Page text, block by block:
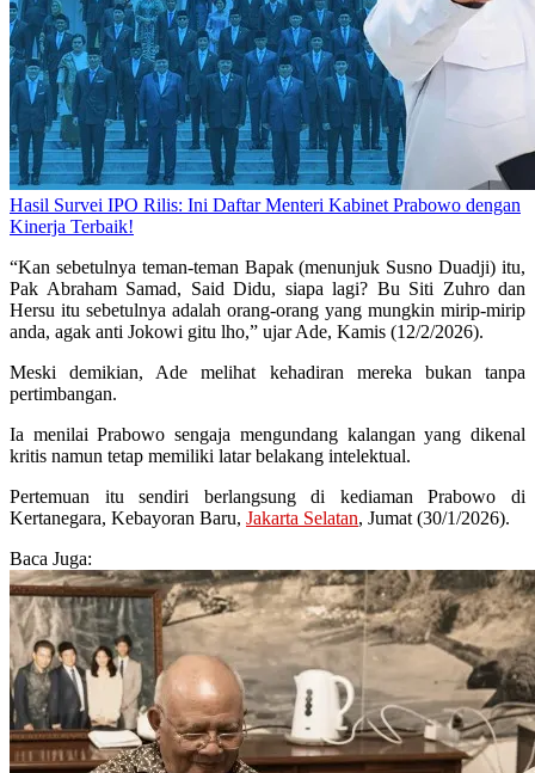
Hasil Survei IPO Rilis: Ini Daftar Menteri Kabinet Prabowo dengan
Kinerja Terbaik!
“Kan sebetulnya teman-teman Bapak (menunjuk Susno Duadji) itu,
Pak Abraham Samad, Said Didu, siapa lagi? Bu Siti Zuhro dan
Hersu itu sebetulnya adalah orang-orang yang mungkin mirip-mirip
anda, agak anti Jokowi gitu lho,” ujar Ade, Kamis (12/2/2026).
Meski demikian, Ade melihat kehadiran mereka bukan tanpa
pertimbangan.
Ia menilai Prabowo sengaja mengundang kalangan yang dikenal
kritis namun tetap memiliki latar belakang intelektual.
Pertemuan itu sendiri berlangsung di kediaman Prabowo di
Kertanegara, Kebayoran Baru, Jakarta Selatan, Jumat (30/1/2026).
Baca Juga: